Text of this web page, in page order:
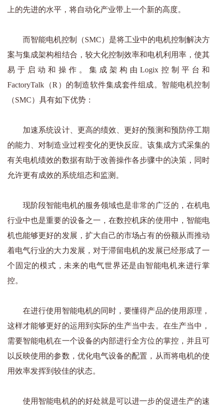
上的先进的水平，将自动化产业带上一个新的高度。
而智能电机控制（SMC）是将工业中的电机控制解决方
案与集成架构相结合，较大化控制效率和电机利用率，使其
易于启动和操作。集成架构由Logix控制平台和
FactoryTalk（R）的制造软件集成套件组成。智能电机控制
（SMC）具有如下优势：
加速系统设计、更高的绩效、更好的预测和预防停工期
的能力、对制造业过程变化的更快反应。该集成方式采集的
有关电机绩效的数据有助于改善操作各步骤中的决策，同时
允许更有成效的系统组态和监测。
现阶段智能电机的服务领域也是非常的广泛的，在机电
行业中也是重要的设备之一，在数控机床的使用中，智能电
机也能够更好的发展，扩大自己的市场占有的份额从而推动
着电气行业的大力发展，对于滞留电机的发展已经形成了一
个固定的模式，未来的电气世界还是由智能电机来进行掌
控。
在进行使用智能电机的同时，要懂得产品的使用原理，
这样才能够更好的运用到实际的生产当中去。在生产当中，
需要智能电机在一个设备的内部进行全方位的掌控，并且可
以反映使用的参数，优化电气设备的配置，从而将电机的使
用效率发挥到较佳的状态。
使用智能电机的的好处就是可以进一步的促进生产的速